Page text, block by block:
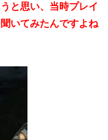
と思い、当時プレイ
いてみたんですよね